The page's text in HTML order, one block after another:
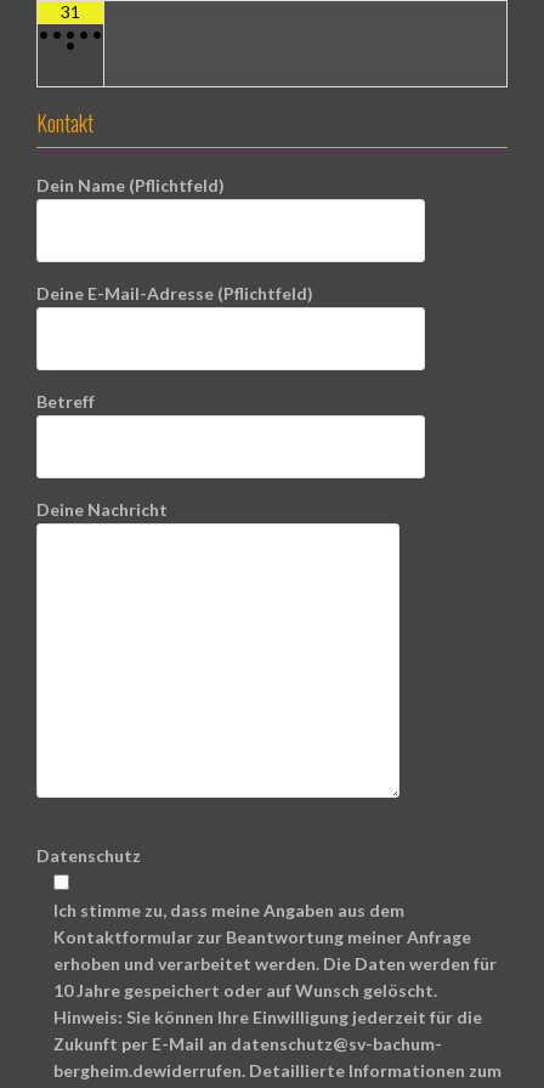
31
• • • • •
•
Kontakt
Dein Name (Pflichtfeld)
Deine E-Mail-Adresse (Pflichtfeld)
Betreff
Deine Nachricht
Datenschutz
Ich stimme zu, dass meine Angaben aus dem
Kontaktformular zur Beantwortung meiner Anfrage
erhoben und verarbeitet werden. Die Daten werden für
10 Jahre gespeichert oder auf Wunsch gelöscht.
Hinweis: Sie können Ihre Einwilligung jederzeit für die
Zukunft per E-Mail an datenschutz@sv-bachum-
bergheim.dewiderrufen. Detaillierte Informationen zum